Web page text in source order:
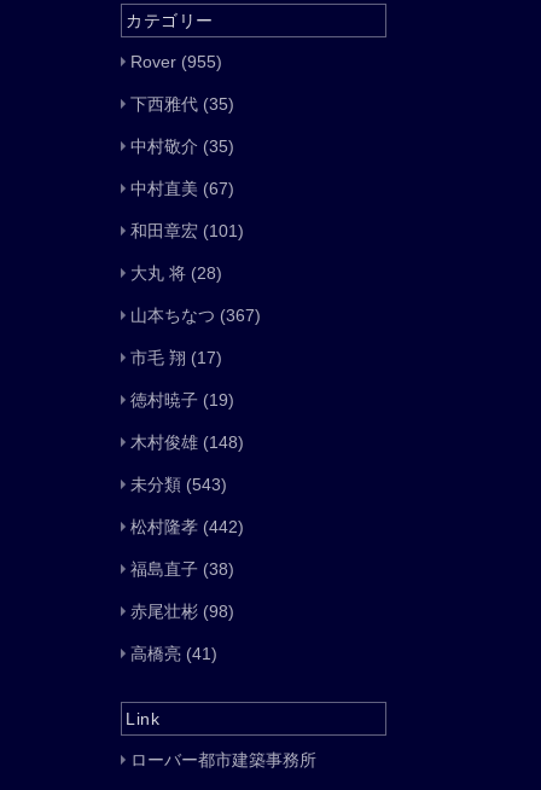
カテゴリー
Rover (955)
下西雅代 (35)
中村敬介 (35)
中村直美 (67)
和田章宏 (101)
大丸 将 (28)
山本ちなつ (367)
市毛 翔 (17)
徳村暁子 (19)
木村俊雄 (148)
未分類 (543)
松村隆孝 (442)
福島直子 (38)
赤尾壮彬 (98)
高橋亮 (41)
Link
ローバー都市建築事務所